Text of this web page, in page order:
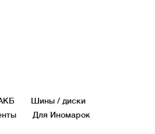
Шины / диски
Для Иномарок